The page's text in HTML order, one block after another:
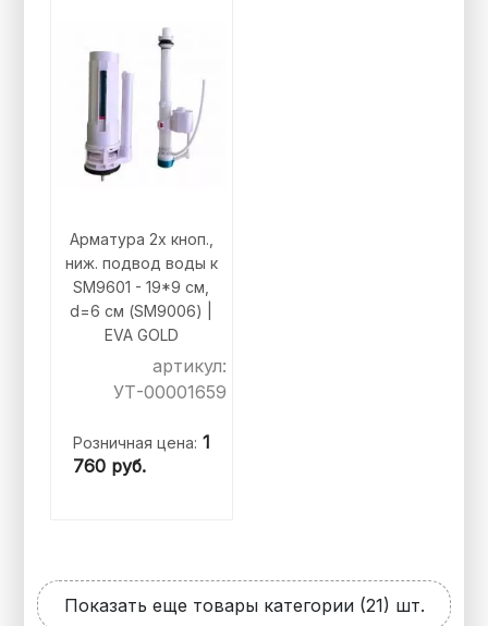
Арматура 2х кноп.,
ниж. подвод воды к
SM9601 - 19*9 см,
d=6 см (SM9006) |
EVA GOLD
артикул:
УТ-00001659
Розничная цена: 1
760 руб.
Показать еще товары категории (21) шт.